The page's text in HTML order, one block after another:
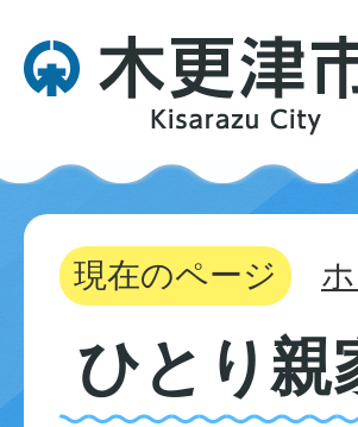
現在のページ
ひとり親